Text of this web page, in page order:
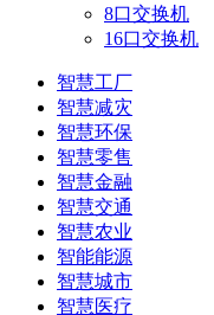
8口交换机
16口交换机
智慧工厂
智慧减灾
智慧环保
智慧零售
智慧金融
智慧交通
智慧农业
智能能源
智慧城市
智慧医疗